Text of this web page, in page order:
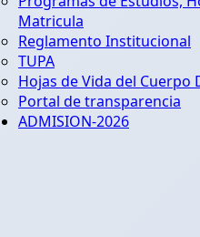
Matricula
Reglamento Institucional
TUPA
Hojas de Vida del Cuerpo
Portal de transparencia
ADMISION-2026